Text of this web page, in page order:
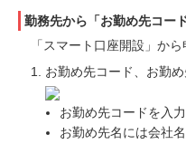
勤務先から「お勤め先コー
「スマート口座開設」か
お勤め先コード、お勤
お勤め先コードを入
お勤め先名には会社